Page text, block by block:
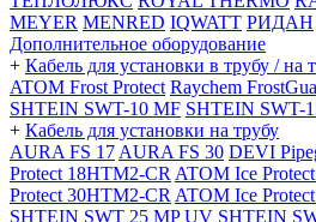
MEYER MENRED IQWATT РИДАН
Дополнительное оборудование
+ Кабель для установки в трубу / на
ATOM Frost Protect Raychem
SHTEIN SWT-10 MF SHTEIN SWT-
+ Кабель для установки на трубу
AURA FS 17 AURA FS 30 DEVI
Protect 18HTM2-CR ATOM Ice
Protect 30HTM2-CR ATOM Ice
SHTEIN SWT 25 MP UV SHTEIN